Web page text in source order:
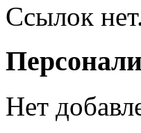
Ссылок
Нет